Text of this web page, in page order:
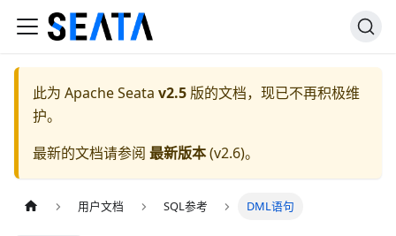
此为 Apache Seata v2.5 版的文档，现已不再积极维
护。
最新的文档请参阅 最新版本(v2.6)。
用户文档 SQL参考 DML语句